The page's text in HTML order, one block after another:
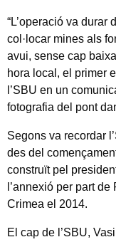
“L’operació va durar
col·locar mines als
avui, sense cap
hora local, el primer
l’SBU en un
fotografia del pont
Segons va recordar
des del
construït pel
l’annexió per part
Crimea el 2014.
El cap de l’SBU,